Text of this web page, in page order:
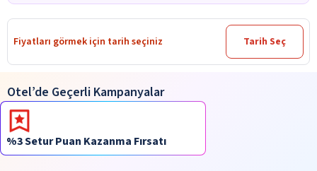
Fiyatları görmek için tarih seçiniz Tarih Seç
Otel’de Geçerli Kampanyalar
%3 Setur Puan Kazanma Fırsatı